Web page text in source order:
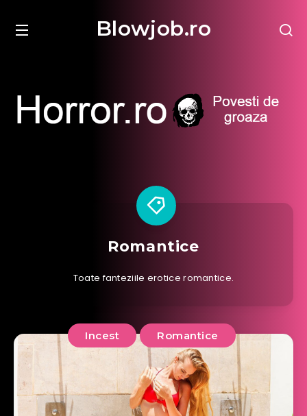
Blowjob.ro
Romantice
Toate fanteziile erotice romantice.
Incest Romantice